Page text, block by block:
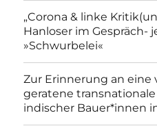
„Corona & linke
Hanloser im Gespräch-
»Schwurbelei«
Zur Erinnerung an eine
geratene transnationale
indischer Bauer*innen